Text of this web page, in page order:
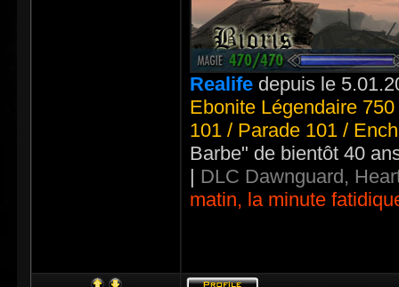
Realife depuis le
Ebonite Légendaire
101 / Parade 101 /
Barbe" de bientôt 40
| DLC Dawnguard,
matin, la minute